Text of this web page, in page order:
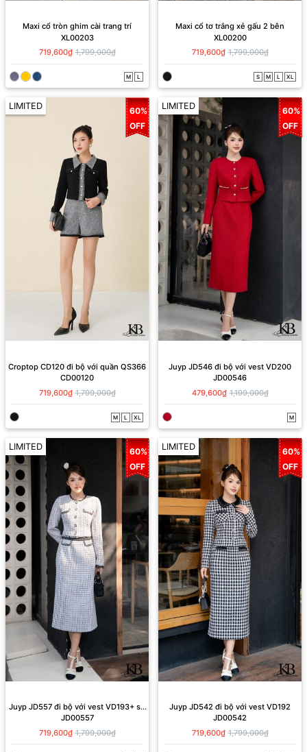
Maxi cổ tròn ghim cài trang trí
XL00203
719,600₫ 1,799,000₫
M L
Maxi cổ tơ trắng xẻ gấu 2 bên
XL00200
719,600₫ 1,799,000₫
S M L XL
LIMITED
60%
OFF
Croptop CD120 đi bộ với quần QS366
CD00120
719,600₫ 1,799,000₫
M L XL
LIMITED
60%
OFF
Juyp JD546 đi bộ với vest VD200
JD00546
479,600₫ 1,199,000₫
M
LIMITED
60%
OFF
Juyp JD557 đi bộ với vest VD193+ sơ
mi SD831
JD00557
719,600₫ 1,799,000₫
LIMITED
60%
OFF
Juyp JD542 đi bộ với vest VD192
JD00542
719,600₫ 1,799,000₫